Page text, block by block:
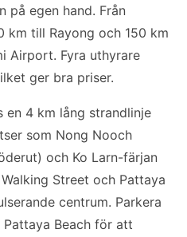
på egen hand. Från
km till Rayong och 150 km
Airport. Fyra uthyrare
ger bra priser.
en 4 km lång strandlinje
som Nong Nooch
och Ko Larn-färjan
Street och Pattaya
centrum. Parkera
Beach för att